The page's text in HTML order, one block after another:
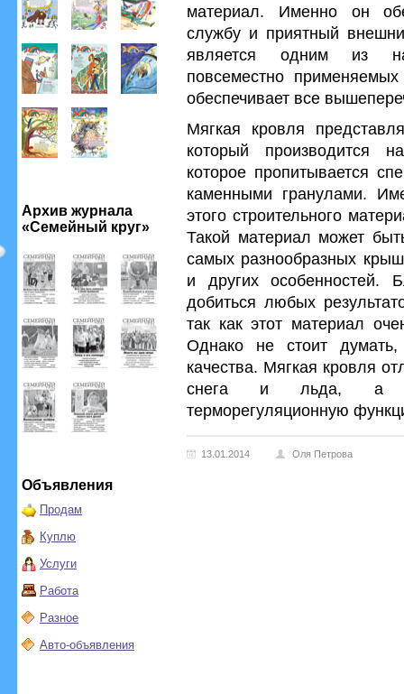
Архив журнала
«Семейный круг»
Объявления
Продам
Куплю
Услуги
Работа
Разное
Авто-объявления
материал. Именно он
службу и приятный
является одним из
повсеместно
обеспечивает все
Мягкая кровля
который производится
которое пропитывается
каменными гранулами.
этого строительного
Такой материал может
самых разнообразных
и других особенностей.
добиться любых
так как этот материал
Однако не стоит
качества. Мягкая кровля
снега и льда, а
терморегуляционную
13.01.2014 Оля Петрова